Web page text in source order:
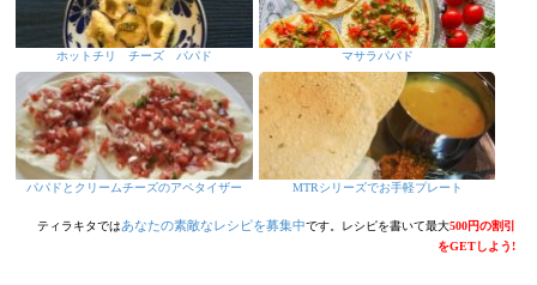
ホットチリ チーズ パパド マサラパパド
パパドとクリームチーズのアペタイザー MTRシリーズでお手軽プレート
ティラキタではあなたの素敵なレシピを募集中です。レシピを書いて最大500円の割引
をGETしよう!